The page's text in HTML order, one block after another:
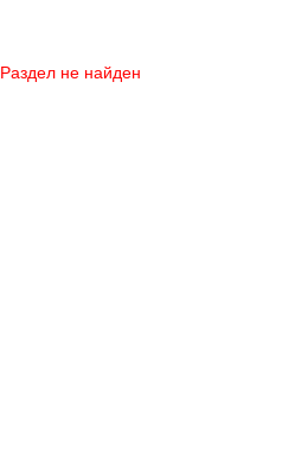
Раздел не найден